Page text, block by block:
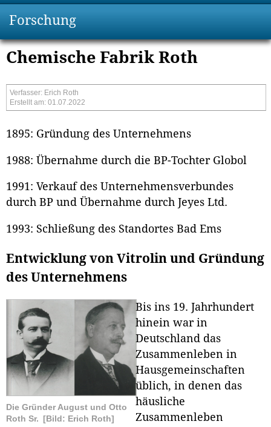
Forschung
Chemische Fabrik Roth
Verfasser: Erich Roth
Erstellt am: 01.07.2022
1895: Gründung des Unternehmens
1988: Übernahme durch die BP-Tochter Globol
1991: Verkauf des Unternehmensverbundes
durch BP und Übernahme durch Jeyes Ltd.
1993: Schließung des Standortes Bad Ems
Entwicklung von Vitrolin und Gründung
des Unternehmens
Die Gründer August und Otto
Roth Sr. [Bild: Erich Roth]
Bis ins 19. Jahrhundert
hinein war in
Deutschland das
Zusammenleben in
Hausgemeinschaften
üblich, in denen das
häusliche
Zusammenleben